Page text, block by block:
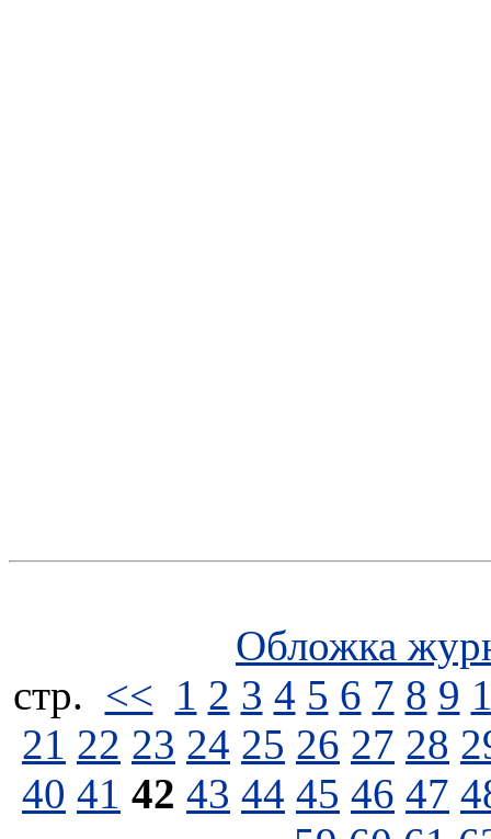
Обложка
стp. << 1 2 3 4 5 6 7 8 9
21 22 23 24 25 26 27 28
40 41 42 43 44 45 46 47